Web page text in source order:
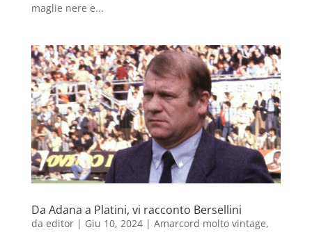
maglie nere e...
Da Adana a Platini, vi racconto Bersellini
da editor| Giu 10, 2024| Amarcord molto vintage,